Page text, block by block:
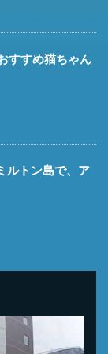
すすめ猫ちゃん
ルトン島で、ア